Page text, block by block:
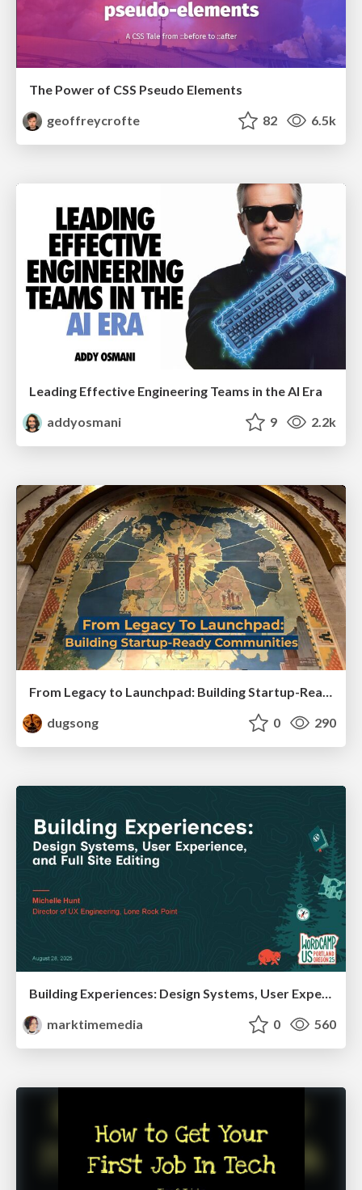
The Power of CSS Pseudo Elements
geoffreycrofte
82 6.5k
Leading Effective Engineering Teams in the AI Era
addyosmani
9 2.2k
From Legacy to Launchpad: Building Startup-Ready Communities
dugsong
0 290
marktimemedia
0 560